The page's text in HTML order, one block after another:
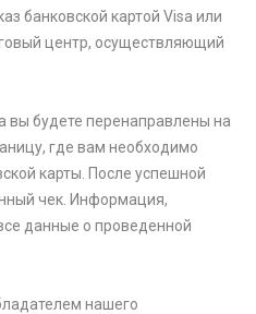
банковской картой Visa или
центр, осуществляющий
вы будете перенаправлены на
где вам необходимо
карты. После успешной
чек. Информация,
данные о проведенной
нашего